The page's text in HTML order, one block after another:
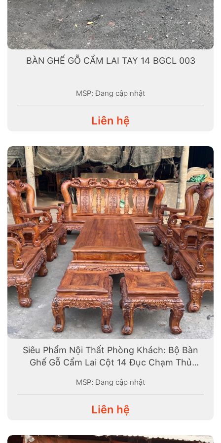
BÀN GHẾ GỖ CẨM LAI TAY 14 BGCL 003
MSP: Đang cập nhật
Liên hệ
Siêu Phẩm Nội Thất Phòng Khách: Bộ Bàn
Ghế Gỗ Cẩm Lai Cột 14 Đục Chạm Thủ
MSP: Đang cập nhật
Liên hệ